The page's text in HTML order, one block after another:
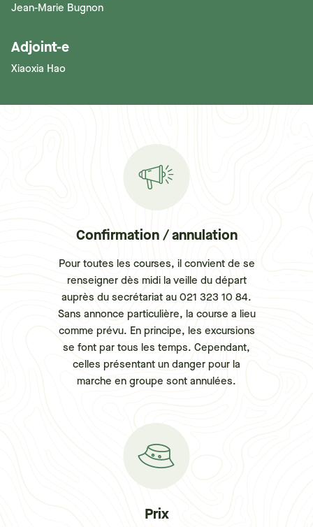
Jean-Marie Bugnon
Adjoint-e
Xiaoxia Hao
Confirmation / annulation
Pour toutes les courses, il convient de se
renseigner dès midi la veille du départ
auprès du secrétariat au 021 323 10 84.
Sans annonce particulière, la course a lieu
comme prévu. En principe, les excursions
se font par tous les temps. Cependant,
celles présentant un danger pour la
marche en groupe sont annulées.
Prix